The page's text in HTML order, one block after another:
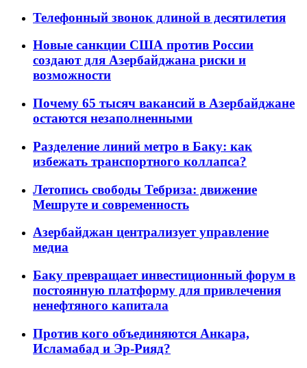
Телефонный звонок длиной в десятилетия
Новые санкции США против России
создают для Азербайджана риски и
возможности
Почему 65 тысяч вакансий в Азербайджане
остаются незаполненными
Разделение линий метро в Баку: как
избежать транспортного коллапса?
Летопись свободы Тебриза: движение
Мешруте и современность
Азербайджан централизует управление
медиа
Баку превращает инвестиционный форум в
постоянную платформу для привлечения
ненефтяного капитала
Против кого объединяются Анкара,
Исламабад и Эр-Рияд?